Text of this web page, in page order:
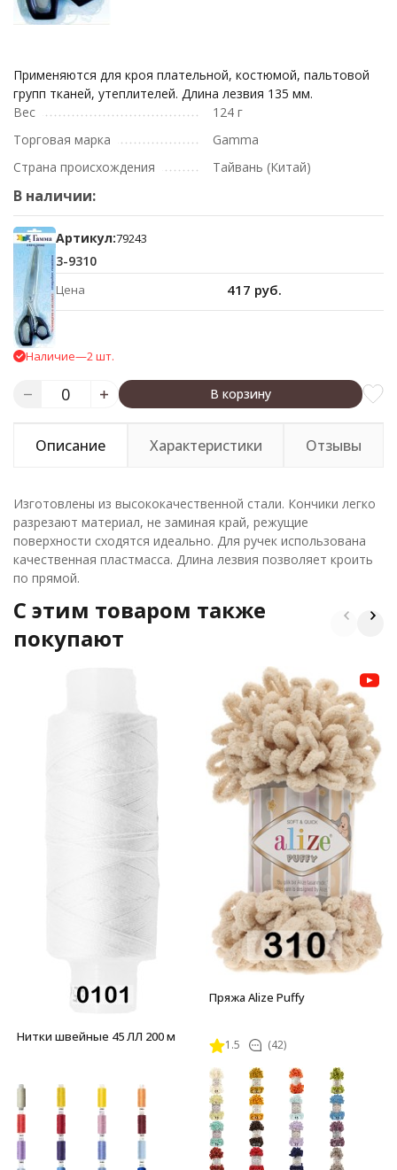
Применяются для кроя плательной, костюмой, пальтовой
групп тканей, утеплителей. Длина лезвия 135 мм.
Вес
124 г
Торговая марка
Gamma
Страна происхождения
Тайвань (Китай)
В наличии:
Артикул:79243
3-9310
Цена 417 руб.
Наличие—2 шт.
В корзину
Описание Характеристики Отзывы
Изготовлены из высококачественной стали. Кончики легко
разрезают материал, не заминая край, режущие
поверхности сходятся идеально. Для ручек использована
качественная пластмасса. Длина лезвия позволяет кроить
по прямой.
C этим товаром также
покупают
Нитки швейные 45 ЛЛ 200 м
Пряжа Alize Puffy
1.5 (42)